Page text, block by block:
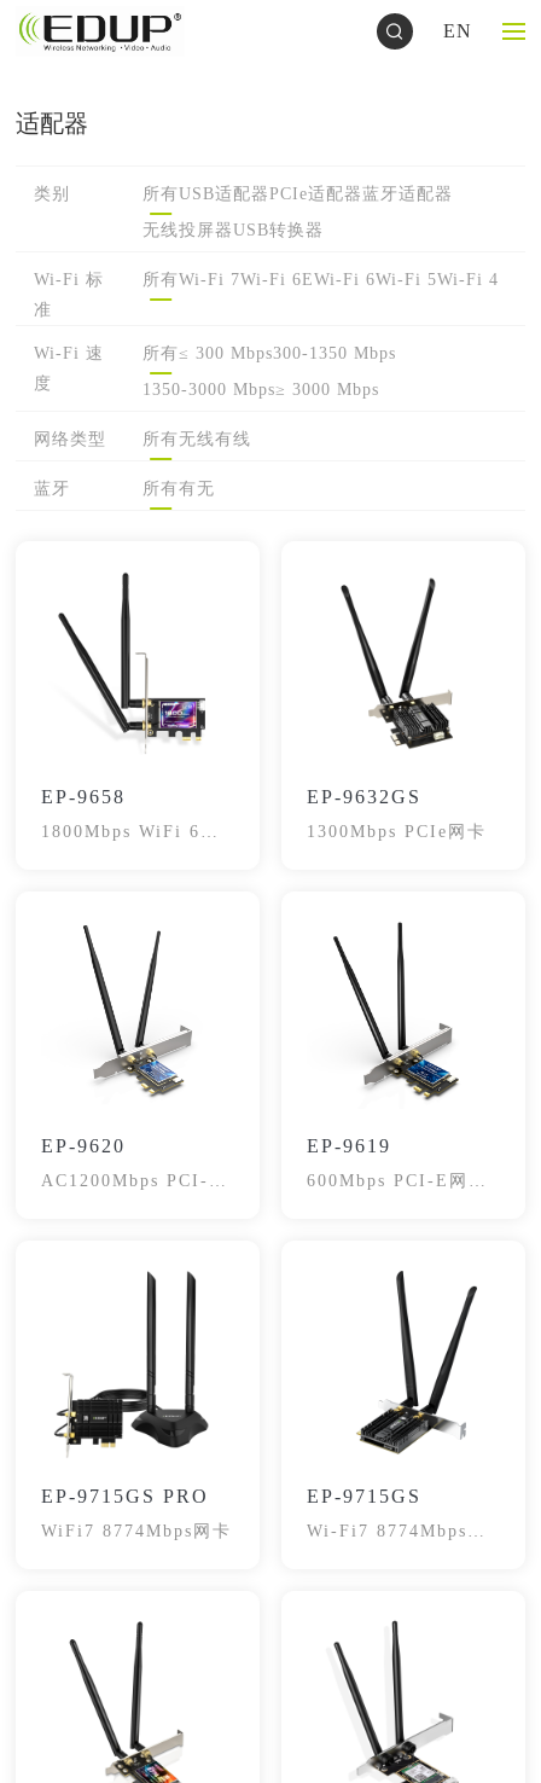
EN
适配器
类别 所有USB适配器PCIe适配器蓝牙适配器
无线投屏器USB转换器
Wi-Fi 标
准
所有Wi-Fi 7Wi-Fi 6EWi-Fi 6Wi-Fi 5Wi-Fi 4
Wi-Fi 速
度
所有≤ 300 Mbps300-1350 Mbps
1350-3000 Mbps≥ 3000 Mbps
网络类型 所有 无线有线
蓝牙 所有有 无
EP-9658
1800Mbps WiFi 6
EP-9632GS
1300Mbps PCIe网卡
EP-9620
AC1200Mbps PCI-E
EP-9619
600Mbps PCI-E网卡
EP-9715GS PRO
WiFi7 8774Mbps网卡
EP-9715GS
Wi-Fi7 8774Mbps网